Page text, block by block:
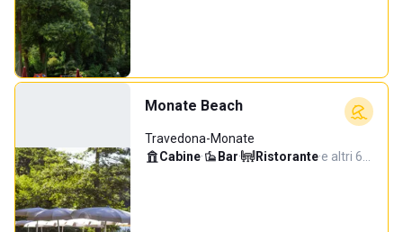
Monate Beach
Travedona-Monate
Cabine· Bar· Ristorante·e altri 6…